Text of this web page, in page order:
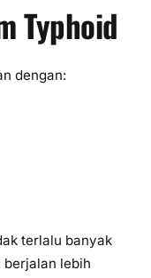
Typhoid
dengan:
terlalu banyak
lebih